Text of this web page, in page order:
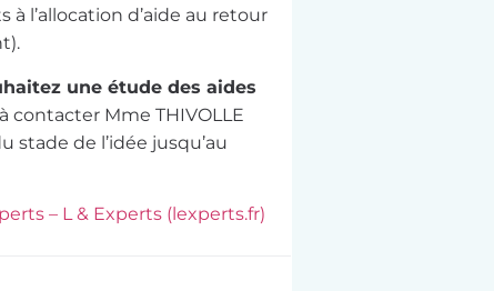
à l’allocation d’aide au retour
une étude des aides
contacter Mme THIVOLLE
stade de l’idée jusqu’au
– L & Experts (lexperts.fr)